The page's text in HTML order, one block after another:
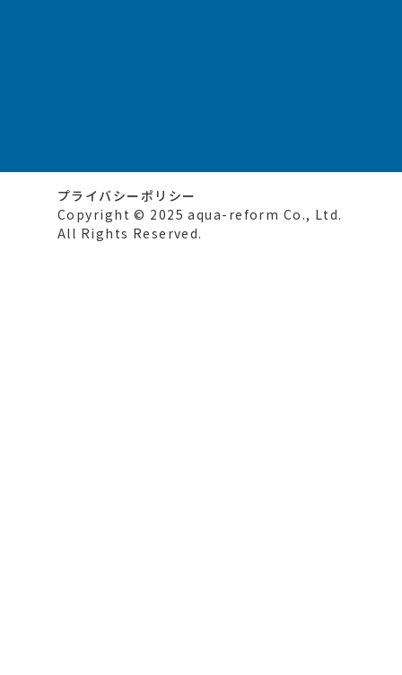
プライバシーポリシー
Copyright © 2025 aqua-reform Co., Ltd.
All Rights Reserved.